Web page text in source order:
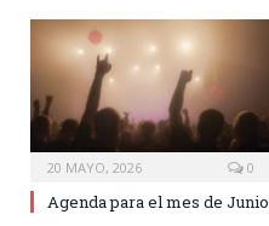
20 MAYO, 2026 0
Agenda para el mes de Junio